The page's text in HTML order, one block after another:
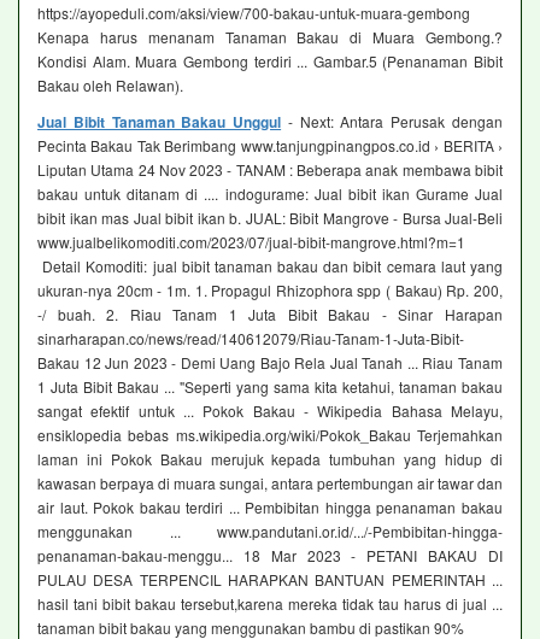
https://ayopeduli.com/aksi/view/700-bakau-untuk-muara-gembong
Kenapa harus menanam Tanaman Bakau di Muara Gembong.?
Kondisi Alam. Muara Gembong terdiri ... Gambar.5 (Penanaman Bibit
Bakau oleh Relawan).
Jual Bibit Tanaman Bakau Unggul - Next: Antara Perusak dengan
Pecinta Bakau Tak Berimbang www.tanjungpinangpos.co.id › BERITA ›
Liputan Utama 24 Nov 2023 - TANAM : Beberapa anak membawa bibit
bakau untuk ditanam di .... indogurame: Jual bibit ikan Gurame Jual
bibit ikan mas Jual bibit ikan b. JUAL: Bibit Mangrove - Bursa Jual-Beli
www.jualbelikomoditi.com/2023/07/jual-bibit-mangrove.html?m=1
Detail Komoditi: jual bibit tanaman bakau dan bibit cemara laut yang
ukuran-nya 20cm - 1m. 1. Propagul Rhizophora spp ( Bakau) Rp. 200,
-/ buah. 2. Riau Tanam 1 Juta Bibit Bakau - Sinar Harapan
sinarharapan.co/news/read/140612079/Riau-Tanam-1-Juta-Bibit-
Bakau 12 Jun 2023 - Demi Uang Bajo Rela Jual Tanah ... Riau Tanam
1 Juta Bibit Bakau ... "Seperti yang sama kita ketahui, tanaman bakau
sangat efektif untuk ... Pokok Bakau - Wikipedia Bahasa Melayu,
ensiklopedia bebas ms.wikipedia.org/wiki/Pokok_Bakau Terjemahkan
laman ini Pokok Bakau merujuk kepada tumbuhan yang hidup di
kawasan berpaya di muara sungai, antara pertembungan air tawar dan
air laut. Pokok bakau terdiri ... Pembibitan hingga penanaman bakau
menggunakan ... www.pandutani.or.id/.../-Pembibitan-hingga-
penanaman-bakau-menggu... 18 Mar 2023 - PETANI BAKAU DI
PULAU DESA TERPENCIL HARAPKAN BANTUAN PEMERINTAH ...
hasil tani bibit bakau tersebut,karena mereka tidak tau harus di jual ...
tanaman bibit bakau yang menggunakan bambu di pastikan 90%